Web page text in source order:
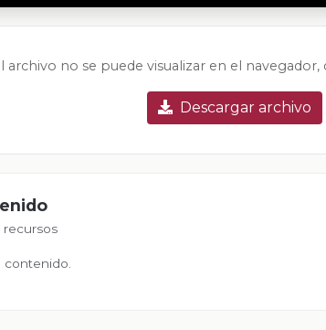
archivo no se puede visualizar en el
Descargar archivo
recursos
contenido.